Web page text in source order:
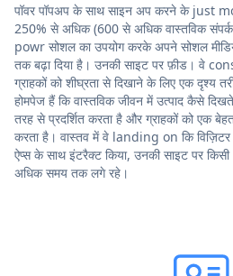
पॉवर पॉपअप के साथ साइन अप करने के just
250% से अधिक (600 से अधिक वास्तविक
powr सोशल का उपयोग करके अपने सोशल
तक बढ़ा दिया है। उनकी साइट पर फ़ीड। वे
ग्राहकों को शीघ्रता से दिखाने के लिए एक दृश्य
होमपेज हैं कि वास्तविक जीवन में उत्पाद कैसे
तरह से प्रदर्शित करता है और ग्राहकों को एक
करता है। वास्तव में वे landing on कि विज़िटर
ऐप्स के साथ इंटरैक्ट किया, उनकी साइट पर
अधिक समय तक लगे रहे।